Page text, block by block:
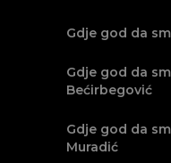
Gdje god da
Gdje god da
Bećirbegović
Gdje god da
Muradić